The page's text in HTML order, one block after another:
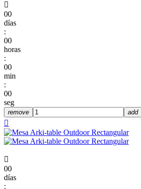

00
días
:
00
horas
:
00
min
:
00
seg
remove add


00
días
: